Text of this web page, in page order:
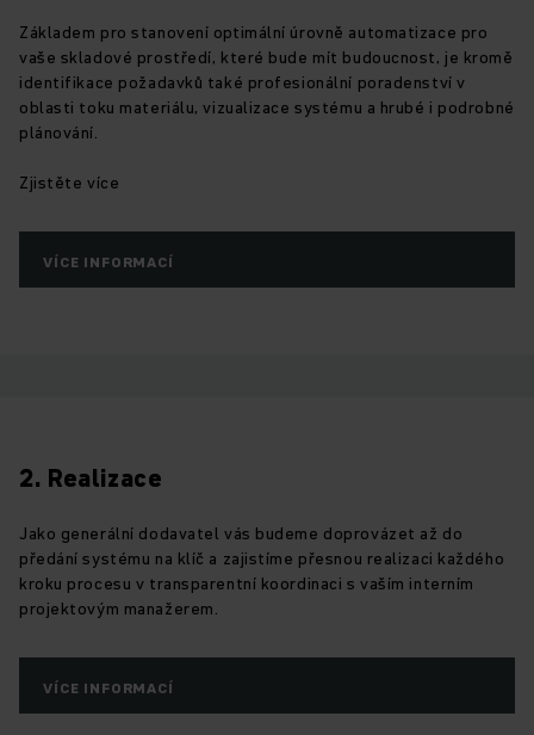
Základem pro stanovení optimální úrovně automatizace pro
vaše skladové prostředí, které bude mít budoucnost, je kromě
identifikace požadavků také profesionální poradenství v
oblasti toku materiálu, vizualizace systému a hrubé i podrobné
plánování.
Zjistěte více
VÍCE INFORMACÍ
2. Realizace
Jako generální dodavatel vás budeme doprovázet až do
předání systému na klíč a zajistíme přesnou realizaci každého
kroku procesu v transparentní koordinaci s vaším interním
projektovým manažerem.
VÍCE INFORMACÍ